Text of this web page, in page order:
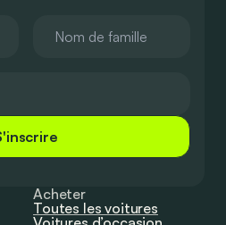
Acheter
Toutes les voitures